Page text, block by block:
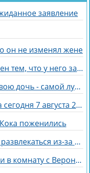
заявление
он не изменял жене
Артём Рышковский недоволен тем, что у него забрали баллы в конкурсе "Человек года"
Дана Борисова не считает свою дочь - самой лучшей дочерью на свете
Последние новости дом 2 на сегодня 7 августа 2026
поженились
Евгений Ромашов не может развлекаться из-за беременности жены Анастасии
Артёма Герасимова заселили в комнату с Вероникой Строгановой